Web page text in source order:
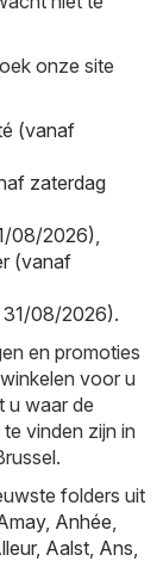
onze site
(vanaf
zaterdag
08/2026)
(vanaf
31/08/2026).
en promoties
voor u
u waar de
vinden zijn in
folders uit
, Anhée
, Aalst Ans